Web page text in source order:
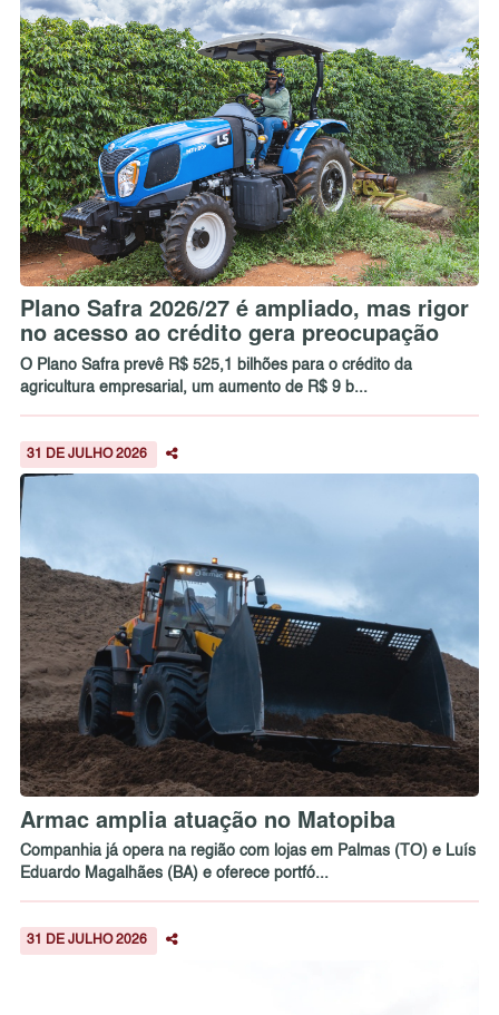
Plano Safra 2026/27 é ampliado, mas rigor
no acesso ao crédito gera preocupação
O Plano Safra prevê R$ 525,1 bilhões para o crédito da
agricultura empresarial, um aumento de R$ 9 b...
31 DE JULHO 2026
Armac amplia atuação no Matopiba
Companhia já opera na região com lojas em Palmas (TO) e Luís
Eduardo Magalhães (BA) e oferece portfó...
31 DE JULHO 2026